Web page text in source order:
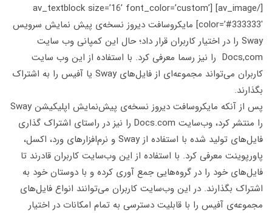
[/av_image] [av_textblock size=’16’ font_color=’custom’
color=’#333333′] مایکروسافت دیروز نسخه‌ی پیش نمایش سرویس
Sway را در اختیار کاربران قرار داد؛ حال این کمپانی وب سایت
Docs,com را نیز رسما معرفی کرد. با استفاده از این وب سایت
کاربران می‌تواند مجموعه‌ای از فایل‌های Sway یا آفیس را به اشتراک
پس از آنکه مایکروسافت دیروز نسخه‌ی پیش‌نمایش اپلیکیشن Sway
را منتشر کرد، وب‌سایت Docs.com را نیز در راستای اشتراک گذاری
فایل‌های تولید شده با استفاده از Sway و نرم‌افزارهای ورد، اکسل،
معرفی کرد. با استفاده از این وب‌سایت کاربران قادرند تا
خود را در گروه‌هایی جمع آوری کرده و با دوستان خود به
بگذارند. در این وب‌سایت کاربران می‌توانند انواع فایل‌های
آفیس را با قابلیت دسترسی به تمام امکانات در اختیار